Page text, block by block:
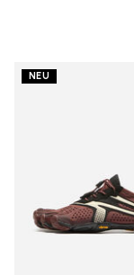
NEU